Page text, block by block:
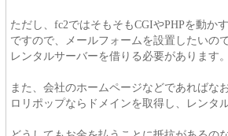
ただし、fc2ではそもそもCGIやPHPを動か
ですので、メールフォームを設置したいの
レンタルサーバーを借りる必要があります。
また、会社のホームページなどであればな
ロリポップならドメインを取得し、レンタ